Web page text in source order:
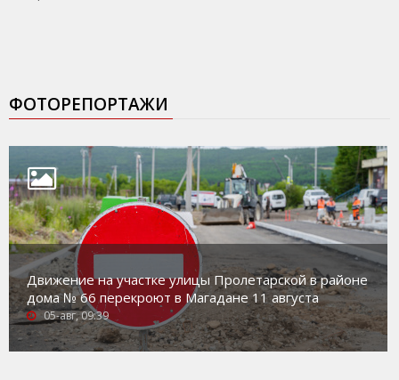
ФОТОРЕПОРТАЖИ
Движение на участке улицы Пролетарской в районе
дома № 66 перекроют в Магадане 11 августа
05-авг, 09:39